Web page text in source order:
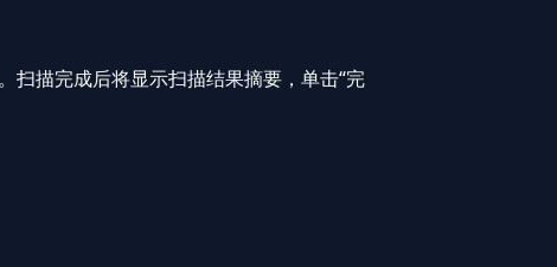
描完成后将显示扫描结果摘要，单击“完